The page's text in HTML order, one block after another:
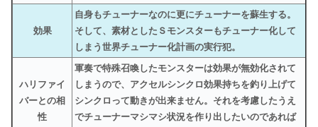
効果
自身もチューナーなのに更にチューナーを蘇生する。
そして、素材としたＳモンスターもチューナー化して
しまう世界チューナー化計画の実行犯。
ハリファイ
バーとの相
性
軍奏で特殊召喚したモンスターは効果が無効化されて
しまうので、アクセルシンクロ効果持ちを釣り上げて
シンクロって動きが出来ません。それを考慮したうえ
でチューナーマシマシ状況を作り出したいのであれば